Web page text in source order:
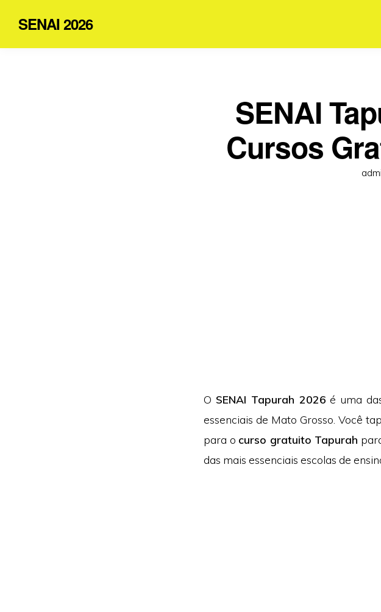
SENAI 2026
SENAI
Cursos
O SENAI Tapurah 2026 é uma
essenciais de Mato Grosso. Você
para o curso gratuito Tapurah
das mais essenciais escolas de